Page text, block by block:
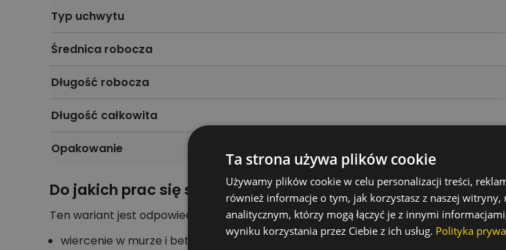
Typ uchwytu
Średnica robocza
Długość robocza
Długość całkowita
Opakowanie
Do jakich prac się sprawdzi
Ten wariant jest odpowiedni do zadań, w których liczy się dobranie średnicy,
wiercenie w murze i betonie.
Ta strona używa plików cookie
Używamy plików cookie w celu personalizacji treści,
również informacje o tym, jak korzystasz z naszej
analitycznym, którzy mogą łączyć je z innymi
wyniku korzystania przez Ciebie z ich usług. Polityka